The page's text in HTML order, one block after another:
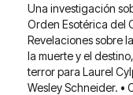
Una investigación
Orden Esotérica del
Revelaciones sobre
la muerte y el
terror para Laurel
Wesley Schneider. •